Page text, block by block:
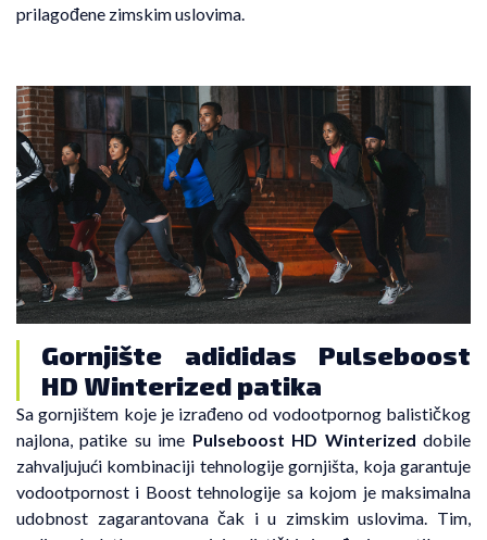
prilagođene zimskim uslovima.
Gornjište adididas Pulseboost
HD Winterized patika
Sa gornjištem koje je izrađeno od vodootpornog balističkog
najlona, patike su ime Pulseboost HD Winterized dobile
zahvaljujući kombinaciji tehnologije gornjišta, koja garantuje
vodootpornost i Boost tehnologije sa kojom je maksimalna
udobnost zagarantovana čak i u zimskim uslovima. Tim,